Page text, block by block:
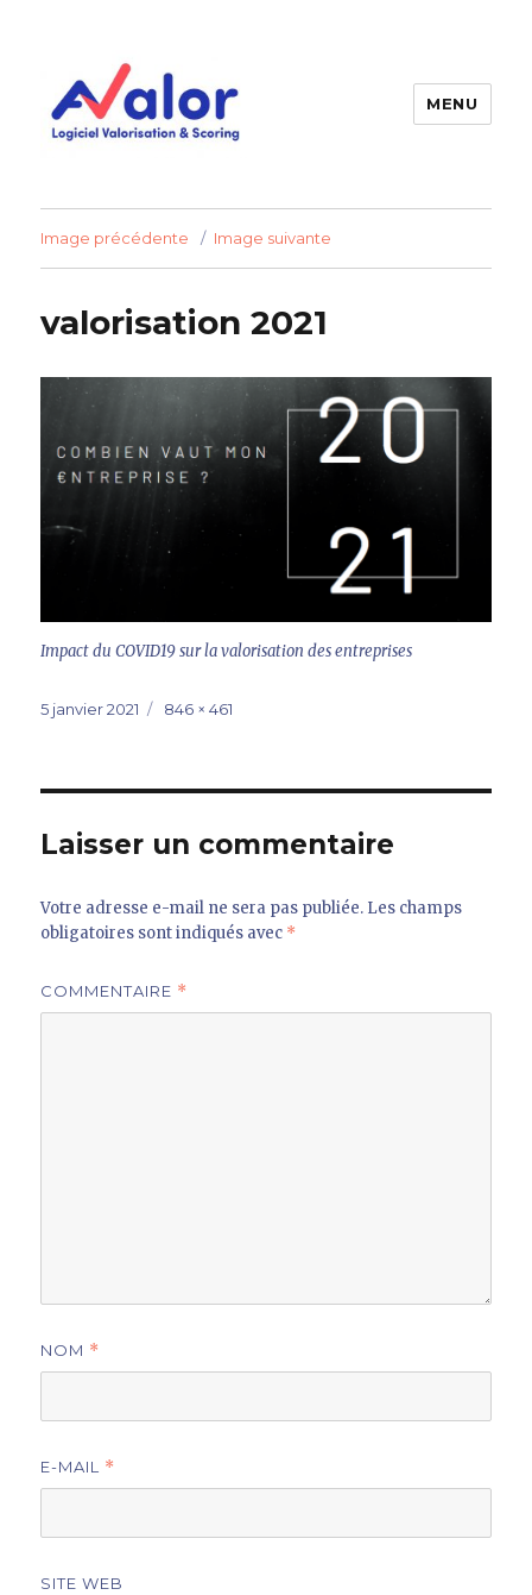
et fonds de commerce
MENU
Image précédente Image suivante
valorisation 2021
Impact du COVID19 sur la valorisation des entreprises
Publié
5 janvier 2021
Taille
846 × 461
Laisser un commentaire
Votre adresse e-mail ne sera pas publiée. Les champs
obligatoires sont indiqués avec *
COMMENTAIRE *
NOM *
E-MAIL *
SITE WEB